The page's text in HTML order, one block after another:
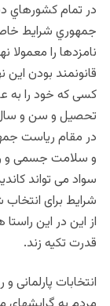
در تمام کشورهاي
جمهوري شرايط
نامزدها را
قانونمند بودن
کسی که خود را به
تحصیل و سن و
در مقام ریاست
و سلامت جسمی و
سواد می تواند
شرایط برای
از این در اين
قدرت تکيه زند.
انتخابات